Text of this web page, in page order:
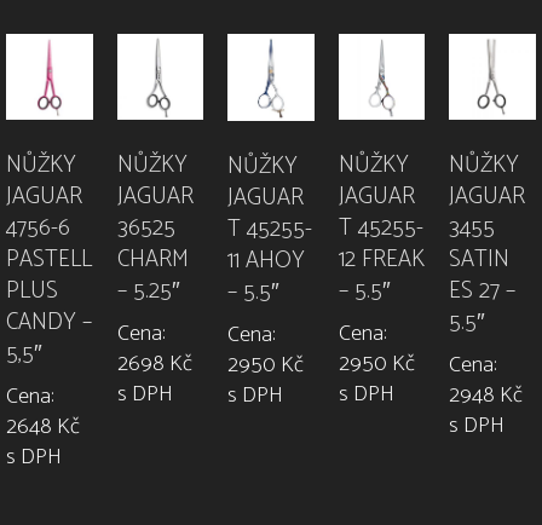
NŮŽKY
JAGUAR
4756-6
PASTELL
PLUS
CANDY –
5,5″
Cena:
2648 Kč
s DPH
NŮŽKY
JAGUAR
36525
CHARM
– 5.25″
Cena:
2698 Kč
s DPH
NŮŽKY
JAGUAR
T 45255-
11 AHOY
– 5.5″
Cena:
2950 Kč
s DPH
NŮŽKY
JAGUAR
T 45255-
12 FREAK
– 5.5″
Cena:
2950 Kč
s DPH
NŮŽKY
JAGUAR
3455
SATIN
ES 27 –
5.5″
Cena:
2948 Kč
s DPH